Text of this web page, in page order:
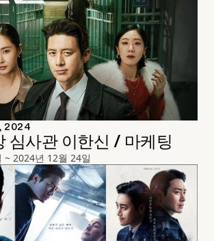
2024
심사관 이한신 / 마케팅
~ 2024년 12월 24일